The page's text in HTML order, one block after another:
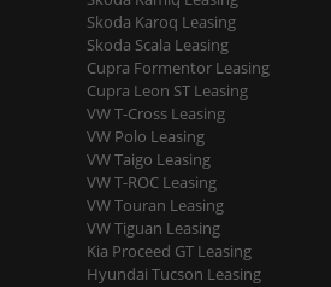
Skoda Karoq Leasing
Skoda Scala Leasing
Cupra Formentor Leasing
Cupra Leon ST Leasing
VW T-Cross Leasing
VW Polo Leasing
VW Taigo Leasing
VW T-ROC Leasing
VW Touran Leasing
VW Tiguan Leasing
Kia Proceed GT Leasing
Hyundai Tucson Leasing